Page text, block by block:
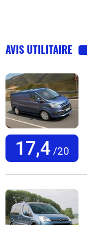
AVIS UTILITAIRE
17,4/20